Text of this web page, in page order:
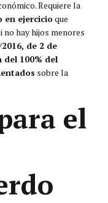
Requiere la
en ejercicioque
no hay hijos menores
de 2 de
100% del
sobre la
el